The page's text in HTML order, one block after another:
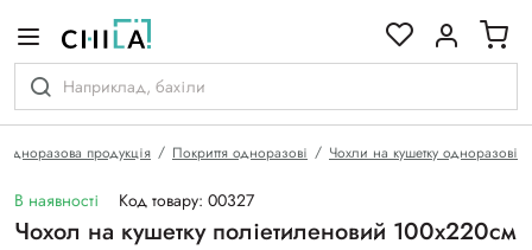
Одноразова продукція Покриття одноразові Чохли на кушетку одноразові
В наявності Код товару: 00327
Чохол на кушетку поліетиленовий 100х220см
гамі